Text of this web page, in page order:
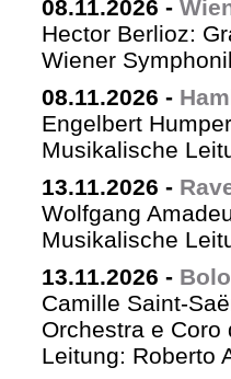
08.11.2026 -
Hector Berlioz:
Wiener
08.11.2026 -
Engelbert
Musikalische
13.11.2026 -
Wolfgang
Musikalische
13.11.2026 -
Camille Saint-
Orchestra e
Leitung: Roberto